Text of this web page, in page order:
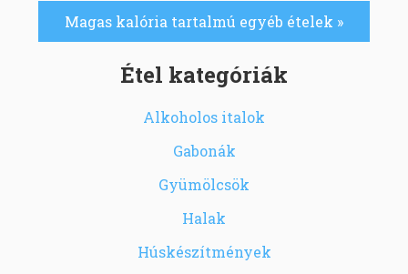
Magas kalória tartalmú egyéb ételek »
Étel kategóriák
Alkoholos italok
Gabonák
Gyümölcsök
Halak
Húskészítmények